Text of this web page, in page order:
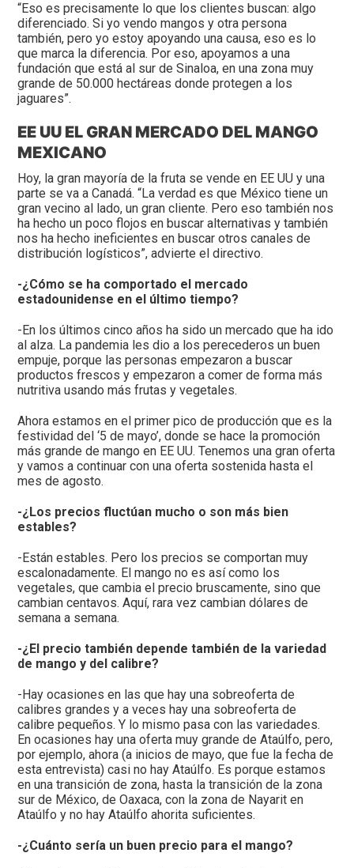
“Eso es precisamente lo que los clientes buscan: algo
diferenciado. Si yo vendo mangos y otra persona
también, pero yo estoy apoyando una causa, eso es lo
que marca la diferencia. Por eso, apoyamos a una
fundación que está al sur de Sinaloa, en una zona muy
grande de 50.000 hectáreas donde protegen a los
jaguares”.
EE UU EL GRAN MERCADO DEL MANGO
MEXICANO
Hoy, la gran mayoría de la fruta se vende en EE UU y una
parte se va a Canadá. “La verdad es que México tiene un
gran vecino al lado, un gran cliente. Pero eso también nos
ha hecho un poco flojos en buscar alternativas y también
nos ha hecho ineficientes en buscar otros canales de
distribución logísticos”, advierte el directivo.
-¿Cómo se ha comportado el mercado
estadounidense en el último tiempo?
-En los últimos cinco años ha sido un mercado que ha ido
al alza. La pandemia les dio a los perecederos un buen
empuje, porque las personas empezaron a buscar
productos frescos y empezaron a comer de forma más
nutritiva usando más frutas y vegetales.
Ahora estamos en el primer pico de producción que es la
festividad del ‘5 de mayo’, donde se hace la promoción
más grande de mango en EE UU. Tenemos una gran oferta
y vamos a continuar con una oferta sostenida hasta el
mes de agosto.
-¿Los precios fluctúan mucho o son más bien
estables?
-Están estables. Pero los precios se comportan muy
escalonadamente. El mango no es así como los
vegetales, que cambia el precio bruscamente, sino que
cambian centavos. Aquí, rara vez cambian dólares de
semana a semana.
-¿El precio también depende también de la variedad
de mango y del calibre?
-Hay ocasiones en las que hay una sobreoferta de
calibres grandes y a veces hay una sobreoferta de
calibre pequeños. Y lo mismo pasa con las variedades.
En ocasiones hay una oferta muy grande de Ataúlfo, pero,
por ejemplo, ahora (a inicios de mayo, que fue la fecha de
esta entrevista) casi no hay Ataúlfo. Es porque estamos
en una transición de zona, hasta la transición de la zona
sur de México, de Oaxaca, con la zona de Nayarit en
Ataúlfo y no hay Ataúlfo ahorita suficientes.
-¿Cuánto sería un buen precio para el mango?